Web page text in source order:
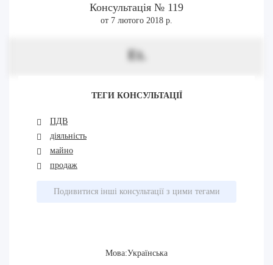
Консультація № 119
от 7 лютого 2018 р.
Et.
ТЕГИ КОНСУЛЬТАЦІЇ
ПДВ
діяльність
майно
продаж
Подивитися інші консультації з цими тегами
Мова:Українська